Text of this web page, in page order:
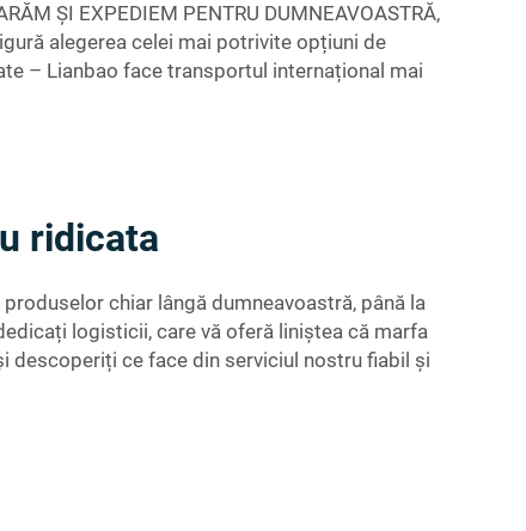
ȘI EXPEDIEM PENTRU DUMNEAVOASTRĂ,
alegerea celei mai potrivite opțiuni de
– Lianbao face transportul internațional mai
ridicata
chiar lângă dumneavoastră, până la
logisticii, care vă oferă liniștea că marfa
descoperiți ce face din serviciul nostru fiabil și